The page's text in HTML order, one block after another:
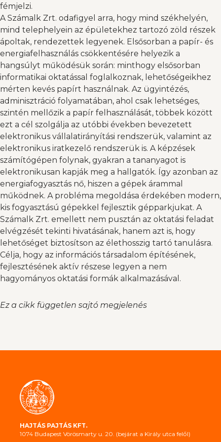
fémjelzi.
A Számalk Zrt. odafigyel arra, hogy mind székhelyén,
mind telephelyein az épületekhez tartozó zöld részek
ápoltak, rendezettek legyenek. Elsősorban a papír- és
energiafelhasználás csökkentésére helyezik a
hangsúlyt működésük során: minthogy elsősorban
informatikai oktatással foglalkoznak, lehetőségeikhez
mérten kevés papírt használnak. Az ügyintézés,
adminisztráció folyamatában, ahol csak lehetséges,
szintén mellőzik a papír felhasználását, többek között
ezt a cél szolgálja az utóbbi években bevezetett
elektronikus vállalatirányítási rendszerük, valamint az
elektronikus iratkezelő rendszerük is. A képzések
számítógépen folynak, gyakran a tananyagot is
elektronikusan kapják meg a hallgatók. Így azonban az
energiafogyasztás nő, hiszen a gépek árammal
működnek. A probléma megoldása érdekében modern,
kis fogyasztású gépekkel fejlesztik gépparkjukat. A
Számalk Zrt. emellett nem pusztán az oktatási feladat
elvégzését tekinti hivatásának, hanem azt is, hogy
lehetőséget biztosítson az élethosszig tartó tanulásra.
Célja, hogy az információs társadalom építésének,
fejlesztésének aktív részese legyen a nem
hagyományos oktatási formák alkalmazásával.
Ez a cikk független sajtó megjelenés
HAJTÁS PAJTÁS KFT.
1074 Budapest Vörösmarty u. 20. (bejárat a Király utca felől)